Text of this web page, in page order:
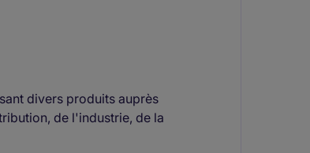
divers produits auprès
de l'industrie, de la